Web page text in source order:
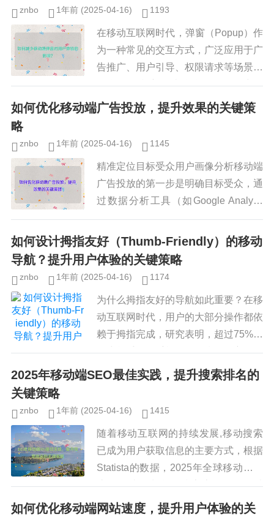
znbo 1年前 (2025-04-16) 1193
在移动互联网时代，弹窗（Popup）作
为一种常见的交互方式，广泛应用于广
告推广、用户引导、权限请求等场景，
不合理的弹窗设计往往会干扰用户操
作，降低用户体验，甚至导致用户流
如何优化移动端广告投放，提升效果的关键策
略
znbo 1年前 (2025-04-16) 1145
精准定位目标受众用户画像分析移动端
广告投放的第一步是明确目标受众，通
过数据分析工具（如Google Analytic
s、Facebook Audience Insights
等），广告主可以获取用户的年...
如何设计拇指友好（Thumb-Friendly）的移动
导航？提升用户体验的关键策略
znbo 1年前 (2025-04-16) 1174
为什么拇指友好的导航如此重要？在移
动互联网时代，用户的大部分操作都依
赖于拇指完成，研究表明，超过75%的
用户单手操作手机，而拇指是最主要的
交互工具，如果导航设计不符合拇指的
2025年移动端SEO最佳实践，提升搜索排名的
关键策略
znbo 1年前 (2025-04-16) 1415
随着移动互联网的持续发展,移动搜索
已成为用户获取信息的主要方式，根据
Statista的数据，2025年全球移动搜索
流量预计将占所有搜索流量的75%以
上，优化移动端SEO（搜索引擎优
如何优化移动端网站速度，提升用户体验的关